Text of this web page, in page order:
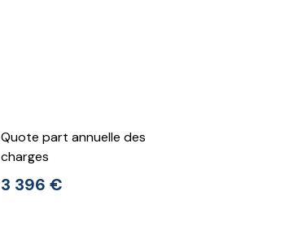
Quote part annuelle des
charges
3 396 €